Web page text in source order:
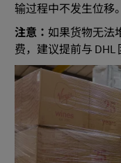
输过程中不发生位移。
注意： 如果货物无法
费，建议提前与 DHL